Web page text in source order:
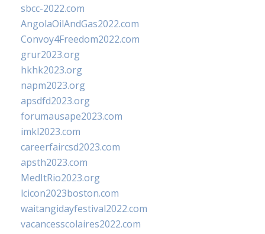
sbcc-2022.com
AngolaOilAndGas2022.com
Convoy4Freedom2022.com
grur2023.org
hkhk2023.org
napm2023.org
apsdfd2023.org
forumausape2023.com
imkl2023.com
careerfaircsd2023.com
apsth2023.com
MedItRio2023.org
lcicon2023boston.com
waitangidayfestival2022.com
vacancesscolaires2022.com